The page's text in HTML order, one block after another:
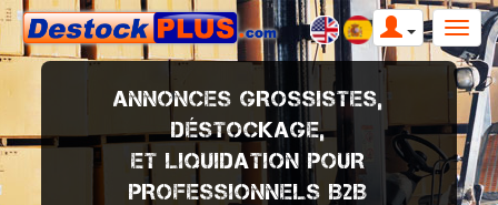
ANNONCES GROSSISTES,
DÉSTOCKAGE,
ET LIQUIDATION POUR
PROFESSIONNELS B2B